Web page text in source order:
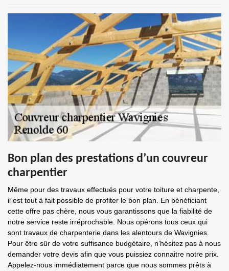
Bon plan des prestations d’un couvreur
charpentier
Même pour des travaux effectués pour votre toiture et charpente,
il est tout à fait possible de profiter le bon plan. En bénéficiant
cette offre pas chère, nous vous garantissons que la fiabilité de
notre service reste irréprochable. Nous opérons tous ceux qui
sont travaux de charpenterie dans les alentours de Wavignies.
Pour être sûr de votre suffisance budgétaire, n’hésitez pas à nous
demander votre devis afin que vous puissiez connaitre notre prix.
Appelez-nous immédiatement parce que nous sommes prêts à